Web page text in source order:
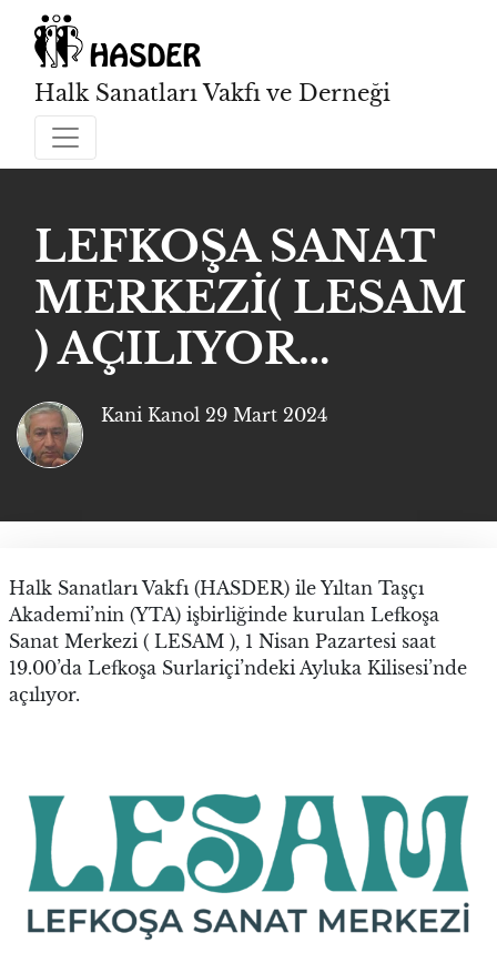
Halk Sanatları Vakfı ve Derneği
LEFKOŞA SANAT
MERKEZİ( LESAM
) AÇILIYOR…
Kani Kanol 29 Mart 2024
Halk Sanatları Vakfı (HASDER) ile Yıltan Taşçı
Akademi’nin (YTA) işbirliğinde kurulan Lefkoşa
Sanat Merkezi ( LESAM ), 1 Nisan Pazartesi saat
19.00’da Lefkoşa Surlariçi’ndeki Ayluka Kilisesi’nde
açılıyor.